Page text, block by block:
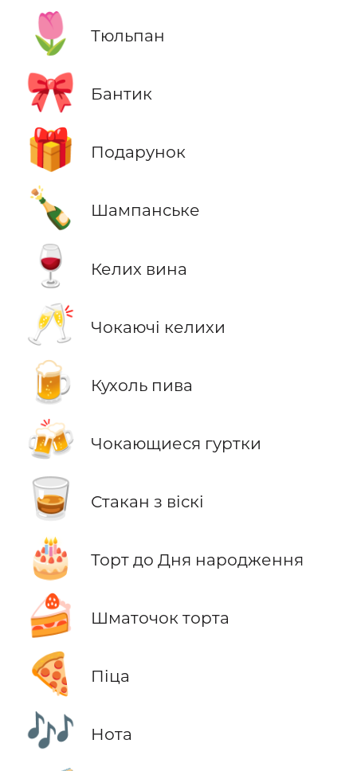
🌷 Тюльпан
🎀 Бантик
🎁 Подарунок
🍾 Шампанське
🍷 Келих вина
🥂 Чокаючі келихи
🍺 Кухоль пива
🍻 Чокающиеся гуртки
🥃 Стакан з віскі
🎂 Торт до Дня народження
🍰 Шматочок торта
🍕 Піца
🎶 Нота